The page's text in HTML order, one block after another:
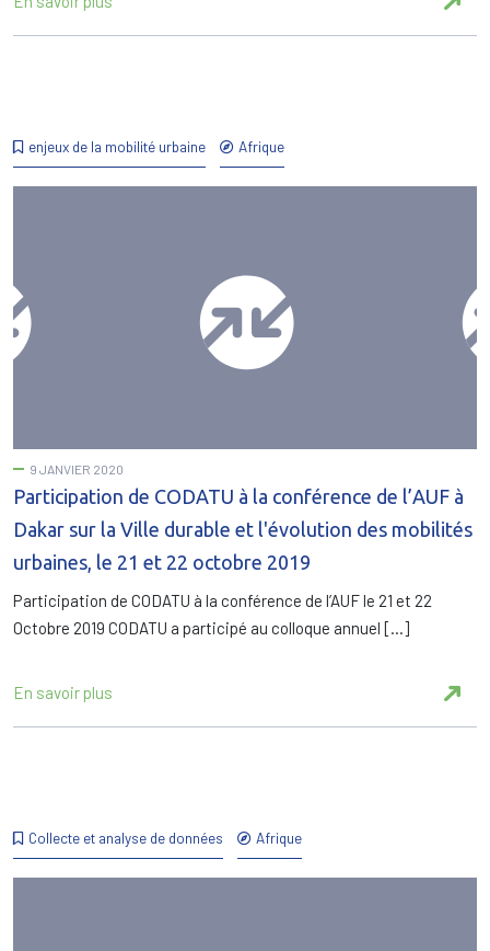
enjeux de la mobilité urbaine Afrique
9 JANVIER 2020
Participation de CODATU à la conférence de l’AUF à
Dakar sur la Ville durable et l'évolution des mobilités
urbaines, le 21 et 22 octobre 2019
Participation de CODATU à la conférence de l’AUF le 21 et 22
Octobre 2019 CODATU a participé au colloque annuel […]
En savoir plus
Collecte et analyse de données Afrique